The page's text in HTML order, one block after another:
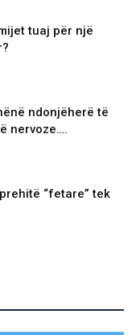
tuaj për një
ndonjëherë të
nervoze….
“fetare” tek